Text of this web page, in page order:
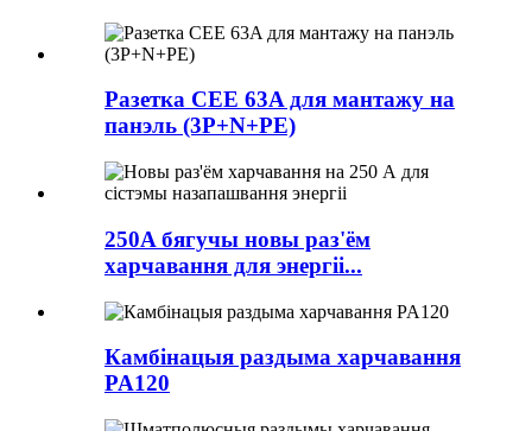
Разетка CEE 63A для мантажу на
панэль (3P+N+PE)
250A бягучы новы раз'ём
харчавання для энергіі...
Камбінацыя раздыма харчавання
PA120